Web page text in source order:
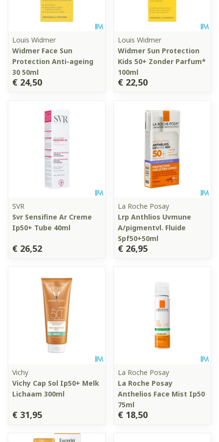
Louis Widmer
Widmer Face Sun
Protection Anti-ageing
30 50ml
€ 24,50
Louis Widmer
Widmer Sun Protection
Kids 50+ Zonder Parfum*
100ml
€ 22,50
SVR
Svr Sensifine Ar Creme
Ip50+ Tube 40ml
€ 26,52
La Roche Posay
Lrp Anthlios Uvmune
A/pigmentvl. Fluide
Spf50+50ml
€ 26,95
Vichy
Vichy Cap Sol Ip50+ Melk
Lichaam 300ml
€ 31,95
La Roche Posay
La Roche Posay
Anthelios Face Mist Ip50
75ml
€ 18,50